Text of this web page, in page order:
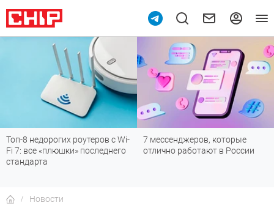
Топ-8 недорогих роутеров с Wi-
Fi 7: все «плюшки» последнего
стандарта
7 мессенджеров, которые
отлично работают в России
Новости